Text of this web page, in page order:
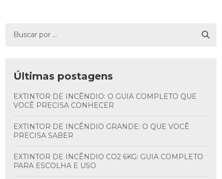
Últimas postagens
EXTINTOR DE INCÊNDIO: O GUIA COMPLETO QUE
VOCÊ PRECISA CONHECER
EXTINTOR DE INCÊNDIO GRANDE: O QUE VOCÊ
PRECISA SABER
EXTINTOR DE INCÊNDIO CO2 6KG: GUIA COMPLETO
PARA ESCOLHA E USO